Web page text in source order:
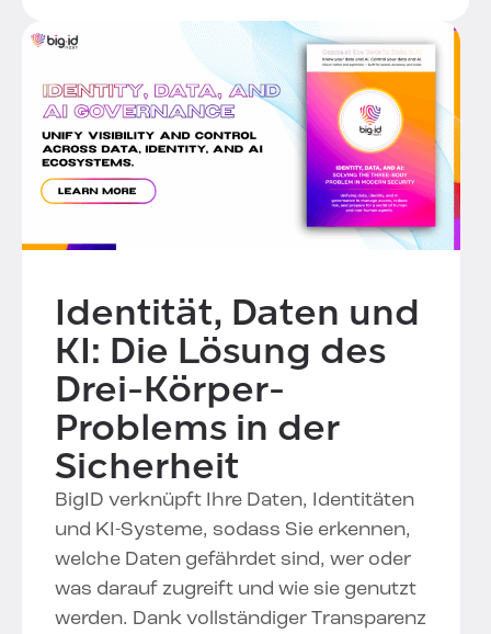
Identität, Daten und
KI: Die Lösung des
Drei-Körper-
Problems in der
Sicherheit
BigID verknüpft Ihre Daten, Identitäten
und KI-Systeme, sodass Sie erkennen,
welche Daten gefährdet sind, wer oder
was darauf zugreift und wie sie genutzt
werden. Dank vollständiger Transparenz